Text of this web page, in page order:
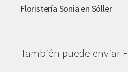
Floristería Sonia en Sóller
También puede enviar